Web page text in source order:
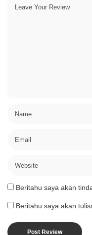
Beritahu saya akan
Beritahu saya akan